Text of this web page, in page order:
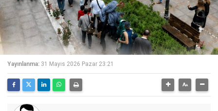
Yayınlanma: 31 Mayıs 2026 Pazar 23:21